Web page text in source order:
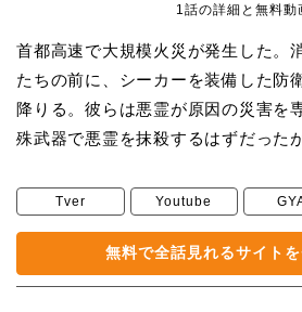
1話の詳細と無料動
首都高速で大規模火災が発生した。
たちの前に、シーカーを装備した防
降りる。彼らは悪霊が原因の災害を
殊武器で悪霊を抹殺するはずだった
Tver Youtube
無料で全話見れるサイトを